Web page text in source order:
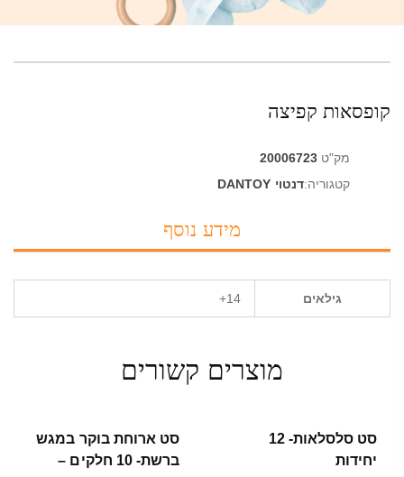
קופסאות קפיצה
מק"ט 20006723
קטגוריה:דנטוי DANTOY
מידע נוסף
גילאים 14+
מוצרים קשורים
סט סלסלאות- 12
יחידות
סט ארוחת בוקר במגש
ברשת- 10 חלקים –